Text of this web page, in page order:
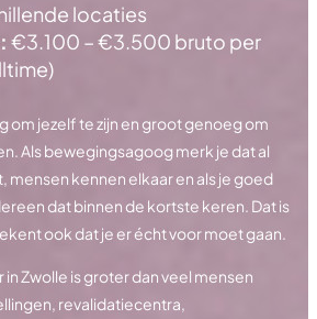
locaties
€3.100 – €3.500 bruto per
om jezelf te zijn en groot genoeg om
Als bewegingsagoog merk je dat al
mensen kennen elkaar en als je goed
dat binnen de kortste keren. Dat is
ook dat je er écht voor moet gaan.
Zwolle is groter dan veel mensen
revalidatiecentra,